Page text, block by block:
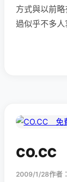
方式與以前
過似乎不多人
CO.CC
2009/1/28作者：